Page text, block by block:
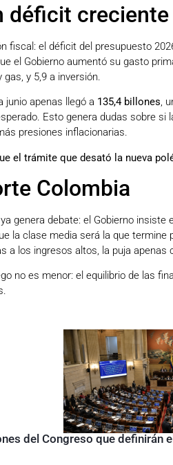
déficit creciente
fiscal: el déficit del presupuesto
el Gobierno aumentó su gasto
y 5,9 a inversión.
junio apenas llegó a 135,4 billones,
Esto genera dudas sobre si
presiones inflacionarias.
el trámite que desató la nueva
Colombia
genera debate: el Gobierno insiste
la clase media será la que termine
a los ingresos altos, la puja apenas
no es menor: el equilibrio de las
del Congreso que definirán